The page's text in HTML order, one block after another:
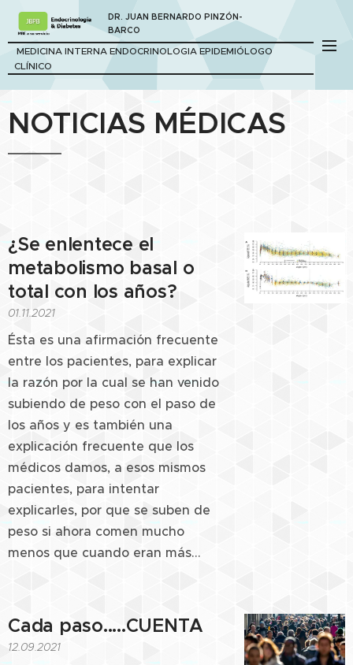
DR. JUAN BERNARDO PINZÓN-
BARCO
MEDICINA INTERNA ENDOCRINOLOGIA EPIDEMIÓLOGO
CLÍNICO
NOTICIAS MÉDICAS
¿Se enlentece el
metabolismo basal o
total con los años?
01.11.2021
Ésta es una afirmación frecuente
entre los pacientes, para explicar
la razón por la cual se han venido
subiendo de peso con el paso de
los años y es también una
explicación frecuente que los
médicos damos, a esos mismos
pacientes, para intentar
explicarles, por que se suben de
peso si ahora comen mucho
menos que cuando eran más...
Cada paso.....CUENTA
12.09.2021